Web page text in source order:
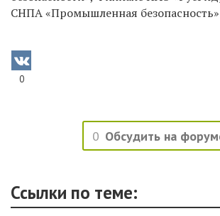
СНПА «Промышленная
0
0 Обсудить на
Ссылки по теме: